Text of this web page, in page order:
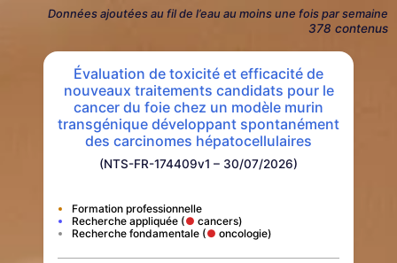
Données ajoutées au fil de l’eau au moins une fois par semaine
378 contenus
Évaluation de toxicité et efficacité de
nouveaux traitements candidats pour le
cancer du foie chez un modèle murin
transgénique développant spontanément
des carcinomes hépatocellulaires
(NTS-FR-174409v1 – 30/07/2026)
Formation professionnelle
Recherche appliquée
cancers
Recherche fondamentale
oncologie